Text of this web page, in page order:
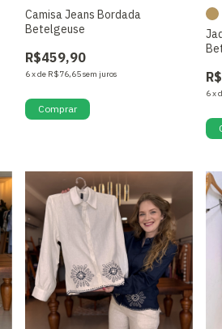
Camisa Jeans Bordada
Betelgeuse
R$459,90
6xde R$76,65sem juros
Comprar
6x